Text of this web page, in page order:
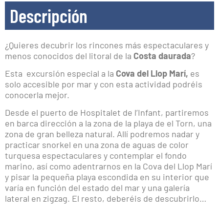
Descripción
¿Quieres decubrir los rincones más espectaculares y
menos conocidos del litoral de la Costa daurada?
Esta excursión especial a la Cova del Llop Marí, es
solo accesible por mar y con esta actividad podréis
conocerla mejor.
Desde el puerto de Hospitalet de l’Infant, partiremos
en barca dirección a la zona de la playa de el Torn, una
zona de gran belleza natural. Allí podremos nadar y
practicar snorkel en una zona de aguas de color
turquesa espectaculares y contemplar el fondo
marino, así como adentrarnos en la Cova del Llop Marí
y pisar la pequeña playa escondida en su interior que
varía en función del estado del mar y una galería
lateral en zigzag. El resto, deberéis de descubrirlo…